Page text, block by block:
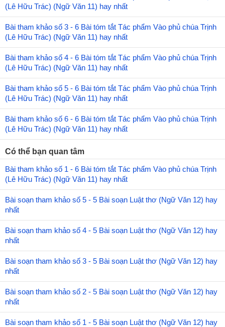
(Lê Hữu Trác) (Ngữ Văn 11) hay nhất
Bài tham khảo số 3 - 6 Bài tóm tắt Tác phẩm Vào phủ chúa Trịnh
(Lê Hữu Trác) (Ngữ Văn 11) hay nhất
Bài tham khảo số 4 - 6 Bài tóm tắt Tác phẩm Vào phủ chúa Trịnh
(Lê Hữu Trác) (Ngữ Văn 11) hay nhất
Bài tham khảo số 5 - 6 Bài tóm tắt Tác phẩm Vào phủ chúa Trịnh
(Lê Hữu Trác) (Ngữ Văn 11) hay nhất
Bài tham khảo số 6 - 6 Bài tóm tắt Tác phẩm Vào phủ chúa Trịnh
(Lê Hữu Trác) (Ngữ Văn 11) hay nhất
Có thể bạn quan tâm
Bài tham khảo số 1 - 6 Bài tóm tắt Tác phẩm Vào phủ chúa Trịnh
(Lê Hữu Trác) (Ngữ Văn 11) hay nhất
Bài soạn tham khảo số 5 - 5 Bài soạn Luật thơ (Ngữ Văn 12) hay
nhất
Bài soạn tham khảo số 4 - 5 Bài soạn Luật thơ (Ngữ Văn 12) hay
nhất
Bài soạn tham khảo số 3 - 5 Bài soạn Luật thơ (Ngữ Văn 12) hay
nhất
Bài soạn tham khảo số 2 - 5 Bài soạn Luật thơ (Ngữ Văn 12) hay
nhất
Bài soạn tham khảo số 1 - 5 Bài soạn Luật thơ (Ngữ Văn 12) hay